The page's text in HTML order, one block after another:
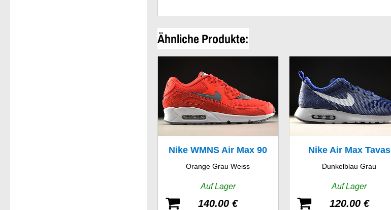
Ähnliche Produkte:
Nike WMNS Air Max 90
Orange Grau Weiss
Auf Lager
140.00 €
Nike Air Max Tavas
Dunkelblau Grau
Auf Lager
120.00 €